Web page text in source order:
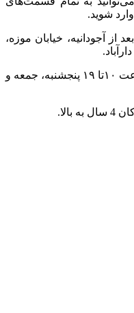
شوید.
از آجودانیه، خیابان موزه،
ساعت کاری: شنبه تا چهارشنبه از ساعت ۱۰تا ۱۹ پنجشنبه، جمعه و